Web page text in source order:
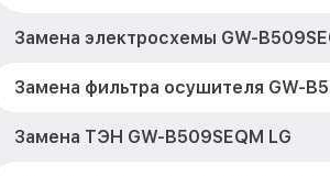
Замена электросхемы GW-
Замена фильтра осушителя GW-
Замена ТЭН GW-B509SEQM LG